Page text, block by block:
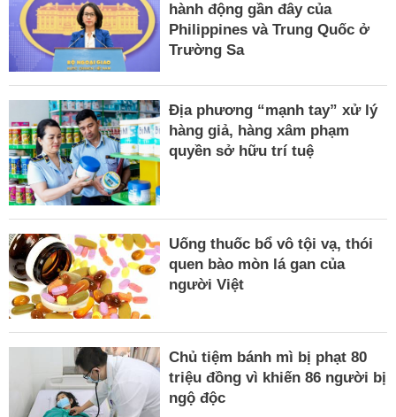
hành động gần đây của
Philippines và Trung Quốc ở
Trường Sa
Địa phương “mạnh tay” xử lý
hàng giả, hàng xâm phạm
quyền sở hữu trí tuệ
Uống thuốc bổ vô tội vạ, thói
quen bào mòn lá gan của
người Việt
Chủ tiệm bánh mì bị phạt 80
triệu đồng vì khiến 86 người bị
ngộ độc